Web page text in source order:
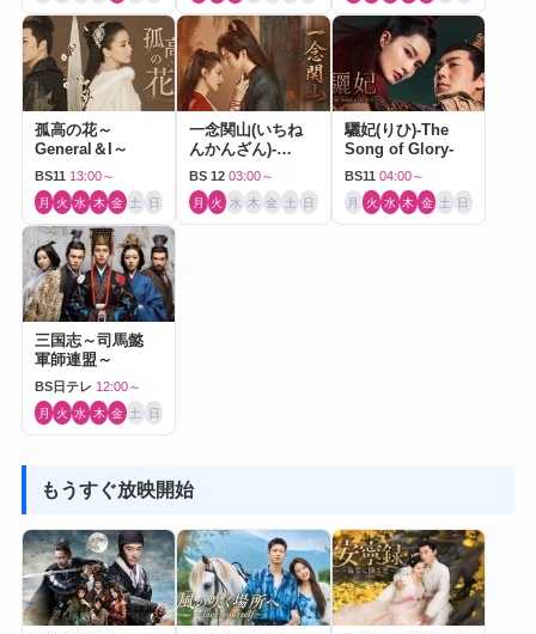
孤高の花～
General＆I～
BS11 13:00～
月 火 水 木 金 土 日
一念関山(いちね
んかんざん)-
Journey to Love-
BS 12 03:00～
月 火 水 木 金 土 日
驪妃(りひ)-The
Song of Glory-
BS11 04:00～
月 火 水 木 金 土 日
三国志～司馬懿
軍師連盟～
BS日テレ 12:00～
月 火 水 木 金 土 日
もうすぐ放映開始